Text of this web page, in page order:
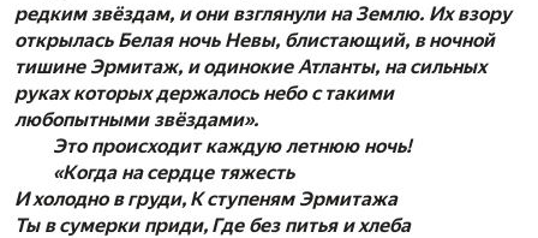
редким звёздам, и они взглянули на Землю. Их взору
открылась Белая ночь Невы, блистающий, в ночной
тишине Эрмитаж, и одинокие Атланты, на сильных
руках которых держалось небо с такими
любопытными звёздами».
Это происходит каждую летнюю ночь!
«Когда на сердце тяжесть
И холодно в груди, К ступеням Эрмитажа
Ты в сумерки приди, Где без питья и хлеба